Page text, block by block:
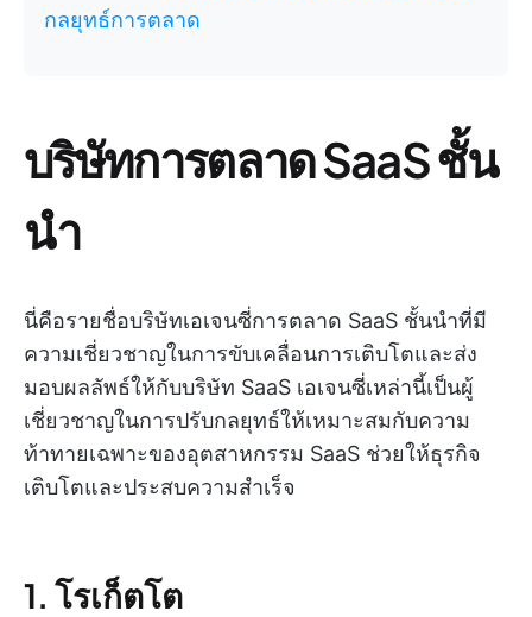
กลยุทธ์การตลาด
บริษัทการตลาด SaaS ชั้น
นำ
นี่คือรายชื่อบริษัทเอเจนซี่การตลาด SaaS ชั้นนำที่มี
ความเชี่ยวชาญในการขับเคลื่อนการเติบโตและส่ง
มอบผลลัพธ์ให้กับบริษัท SaaS เอเจนซี่เหล่านี้เป็นผู้
เชี่ยวชาญในการปรับกลยุทธ์ให้เหมาะสมกับความ
ท้าทายเฉพาะของอุตสาหกรรม SaaS ช่วยให้ธุรกิจ
เติบโตและประสบความสำเร็จ
1. โรเก็ตโต